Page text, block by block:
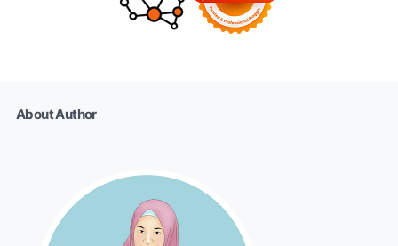
About Author